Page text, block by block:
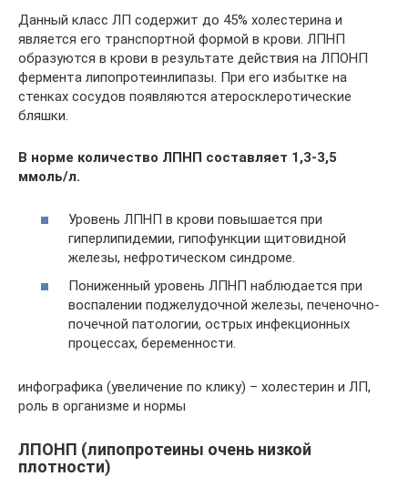
Данный класс ЛП содержит до 45% холестерина и
является его транспортной формой в крови. ЛПНП
образуются в крови в результате действия на ЛПОНП
фермента липопротеинлипазы. При его избытке на
стенках сосудов появляются атеросклеротические
бляшки.
В норме количество ЛПНП составляет 1,3-3,5
ммоль/л.
Уровень ЛПНП в крови повышается при
гиперлипидемии, гипофункции щитовидной
железы, нефротическом синдроме.
Пониженный уровень ЛПНП наблюдается при
воспалении поджелудочной железы, печеночно-
почечной патологии, острых инфекционных
процессах, беременности.
инфографика (увеличение по клику) – холестерин и ЛП,
роль в организме и нормы
ЛПОНП (липопротеины очень низкой
плотности)